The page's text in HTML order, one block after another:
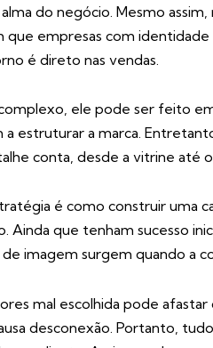
do negócio. Mesmo
que empresas com
é direto nas vendas.
ele pode ser feito
a estruturar a marca.
conta, desde a vitrine até
é como construir uma
Ainda que tenham sucesso
imagem surgem quando a
mal escolhida pode
desconexão. Portanto,